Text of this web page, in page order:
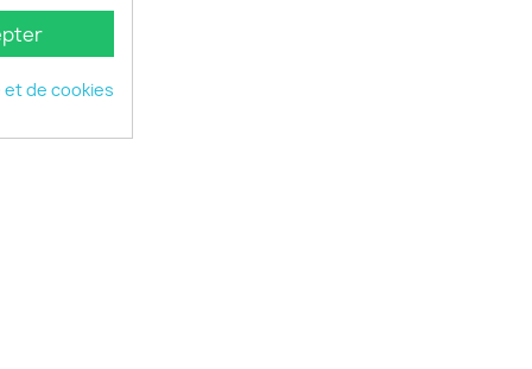
de cookies